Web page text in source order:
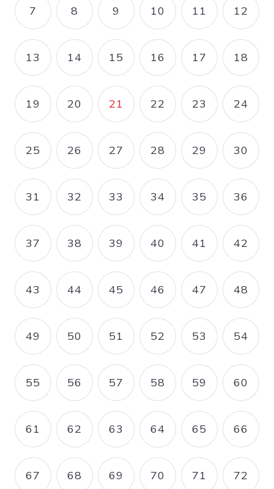
PAGE
7 PAGE
8 PAGE
9 PAGE
10 PAGE
11 PAGE
12
PAGE
13 PAGE
14 PAGE
15 PAGE
16 PAGE
17 PAGE
18
PAGE
19 PAGE
20 PAGE COURANTE
21 PAGE
22 PAGE
23 PAGE
24
PAGE
25 PAGE
26 PAGE
27 PAGE
28 PAGE
29 PAGE
30
PAGE
31 PAGE
32 PAGE
33 PAGE
34 PAGE
35 PAGE
36
PAGE
37 PAGE
38 PAGE
39 PAGE
40 PAGE
41 PAGE
42
PAGE
43 PAGE
44 PAGE
45 PAGE
46 PAGE
47 PAGE
48
PAGE
49 PAGE
50 PAGE
51 PAGE
52 PAGE
53 PAGE
54
PAGE
55 PAGE
56 PAGE
57 PAGE
58 PAGE
59 PAGE
60
PAGE
61 PAGE
62 PAGE
63 PAGE
64 PAGE
65 PAGE
66
PAGE
67 PAGE
68 PAGE
69 PAGE
70 PAGE
71 PAGE
72